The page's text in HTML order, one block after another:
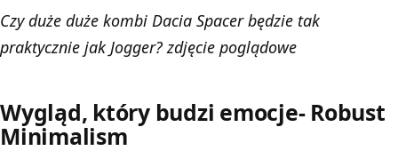
Czy duże duże kombi Dacia Spacer będzie tak
praktycznie jak Jogger? zdjęcie poglądowe
Wygląd, który budzi emocje- Robust
Minimalism